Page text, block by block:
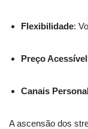
Flexibilidade:
Preço Acessível
Canais
A ascensão dos